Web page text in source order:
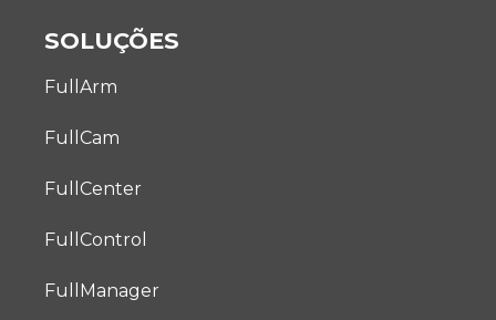
SOLUÇÕES
FullArm
FullCam
FullCenter
FullControl
FullManager